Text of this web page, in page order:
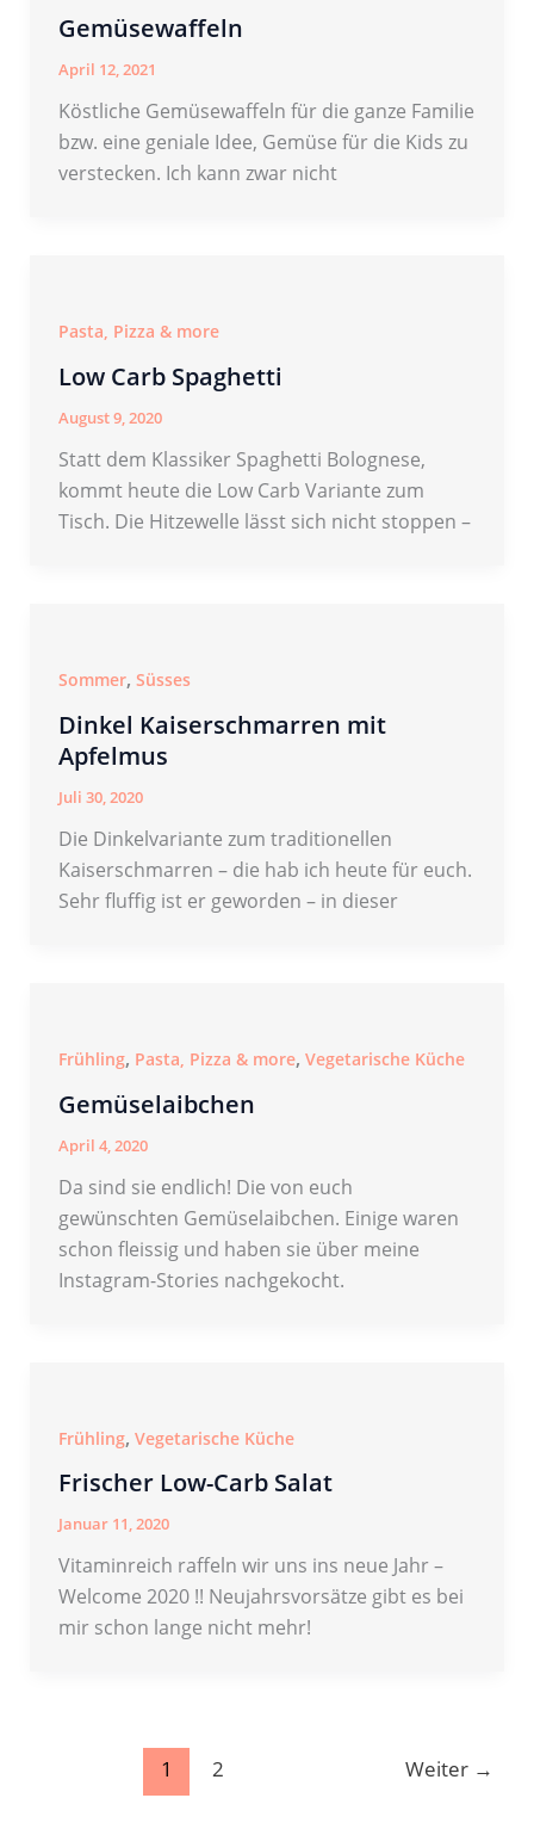
Gemüsewaffeln
April 12, 2021
Köstliche Gemüsewaffeln für die ganze Familie
bzw. eine geniale Idee, Gemüse für die Kids zu
verstecken. Ich kann zwar nicht
Pasta, Pizza & more
Low Carb Spaghetti
August 9, 2020
Statt dem Klassiker Spaghetti Bolognese,
kommt heute die Low Carb Variante zum
Tisch. Die Hitzewelle lässt sich nicht stoppen –
Sommer, Süsses
Dinkel Kaiserschmarren mit
Apfelmus
Juli 30, 2020
Die Dinkelvariante zum traditionellen
Kaiserschmarren – die hab ich heute für euch.
Sehr fluffig ist er geworden – in dieser
Frühling, Pasta, Pizza & more, Vegetarische Küche
Gemüselaibchen
April 4, 2020
Da sind sie endlich! Die von euch
gewünschten Gemüselaibchen. Einige waren
schon fleissig und haben sie über meine
Instagram-Stories nachgekocht.
Frühling, Vegetarische Küche
Frischer Low-Carb Salat
Januar 11, 2020
Vitaminreich raffeln wir uns ins neue Jahr –
Welcome 2020 !! Neujahrsvorsätze gibt es bei
mir schon lange nicht mehr!
1 2 Weiter →